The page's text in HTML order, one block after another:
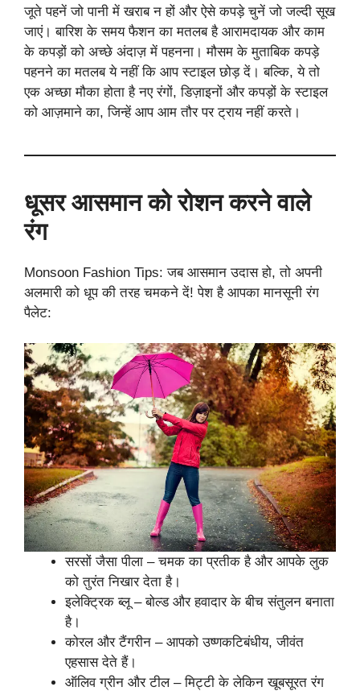
जूते पहनें जो पानी में खराब न हों और ऐसे कपड़े चुनें जो जल्दी सूख
जाएं। बारिश के समय फैशन का मतलब है आरामदायक और काम
के कपड़ों को अच्छे अंदाज़ में पहनना। मौसम के मुताबिक कपड़े
पहनने का मतलब ये नहीं कि आप स्टाइल छोड़ दें। बल्कि, ये तो
एक अच्छा मौका होता है नए रंगों, डिज़ाइनों और कपड़ों के स्टाइल
को आज़माने का, जिन्हें आप आम तौर पर ट्राय नहीं करते।
धूसर आसमान को रोशन करने वाले
रंग
Monsoon Fashion Tips: जब आसमान उदास हो, तो अपनी
अलमारी को धूप की तरह चमकने दें! पेश है आपका मानसूनी रंग
पैलेट:
सरसों जैसा पीला – चमक का प्रतीक है और आपके लुक
को तुरंत निखार देता है।
इलेक्ट्रिक ब्लू – बोल्ड और हवादार के बीच संतुलन बनाता
है।
कोरल और टैंगरीन – आपको उष्णकटिबंधीय, जीवंत
एहसास देते हैं।
ऑलिव ग्रीन और टील – मिट्टी के लेकिन खूबसूरत रंग